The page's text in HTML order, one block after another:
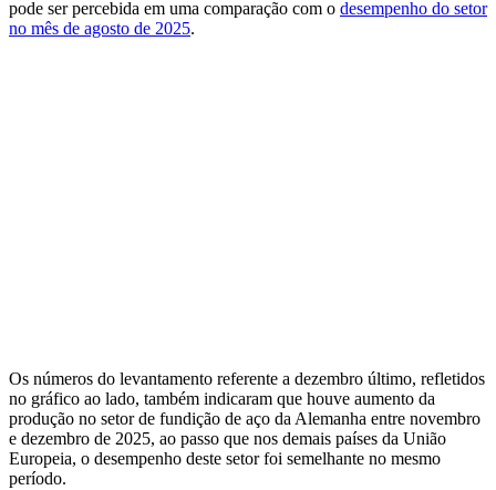
pode ser percebida em uma comparação com o desempenho do setor
no mês de agosto de 2025.
Os números do levantamento referente a dezembro último, refletidos
no gráfico ao lado, também indicaram que houve aumento da
produção no setor de fundição de aço da Alemanha entre novembro
e dezembro de 2025, ao passo que nos demais países da União
Europeia, o desempenho deste setor foi semelhante no mesmo
período.